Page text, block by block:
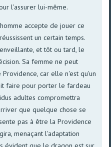
l'assurer lui-même.
accepte de jouer ce
un certain temps.
et tôt ou tard, le
Sa femme ne peut
car elle n'est qu'un
faire pour porter le fardeau
adultes compromettra
que quelque chose se
pas à être la Providence
menaçant l'adaptation